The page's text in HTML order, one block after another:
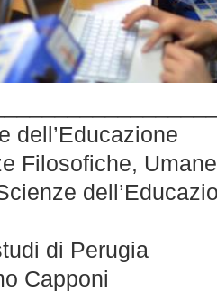
dell’Educazione
Filosofiche,
di Perugia
Capponi